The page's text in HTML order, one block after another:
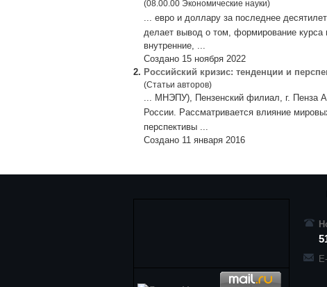
(08.00.00 Экономические науки)
... евро и доллару за последнее
делает вывод о том, формирование курса
внутренние, ...
Создано 15 ноября 2022
2. Российский кризис: тенденции и
(Статьи авторов)
... МНЭПУ), Пензенский филиал, г. Пенза
России. Рассматривается влияние
перспективы ...
Создано 11 января 2016